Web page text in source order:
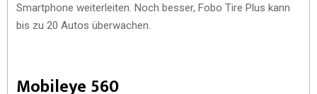
Smartphone weiterleiten. Noch besser, Fobo Tire Plus kann
bis zu 20 Autos überwachen.
Mobileye 560